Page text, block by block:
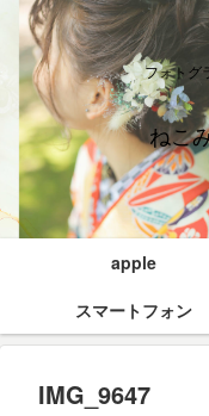
フォトグ
ねこ
apple
スマートフォン
IMG_9647